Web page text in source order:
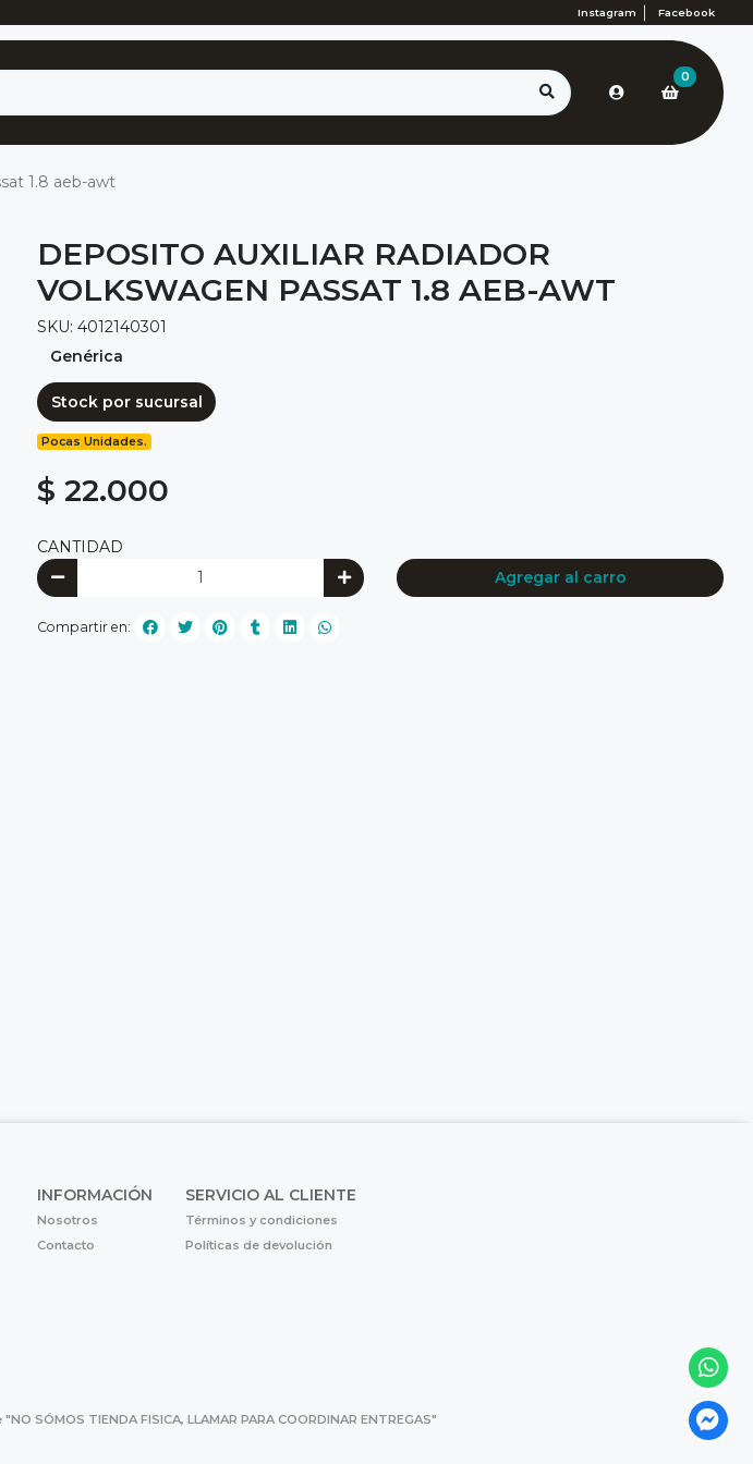
Instagram Facebook
0
1.8 aeb-awt
DEPOSITO AUXILIAR RADIADOR
VOLKSWAGEN PASSAT 1.8 AEB-AWT
SKU: 4012140301
Genérica
Stock por sucursal
Pocas Unidades.
$ 22.000
CANTIDAD
Agregar al carro
Compartir en:
INFORMACIÓN
Nosotros
Contacto
SERVICIO AL CLIENTE
Términos y condiciones
Políticas de devolución
SÓMOS TIENDA FISICA, LLAMAR PARA COORDINAR ENTREGAS"